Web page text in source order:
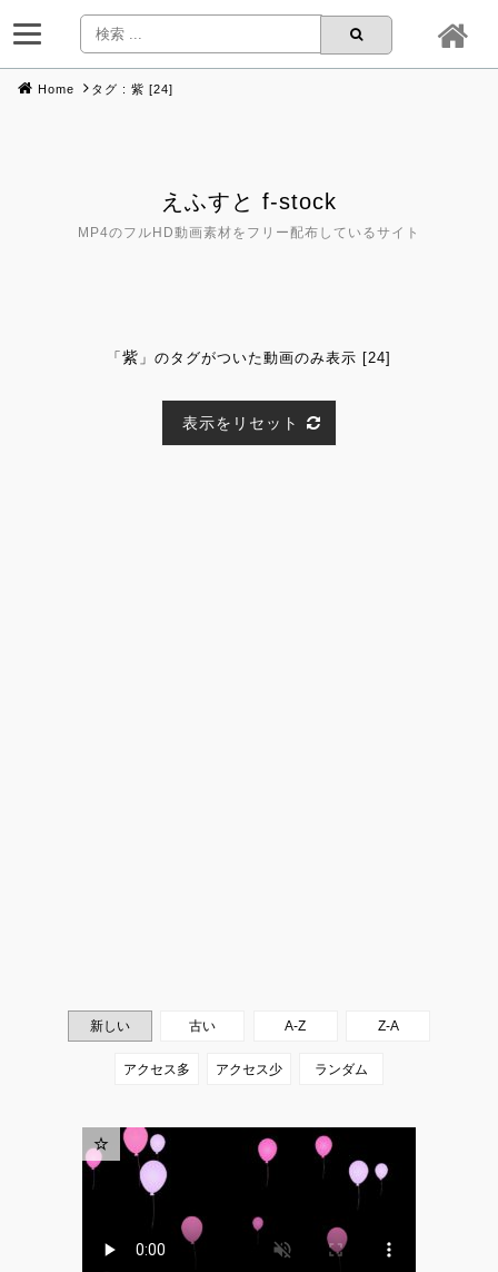
Home タグ : 紫 [24]
えふすと f-stock
MP4のフルHD動画素材をフリー配布しているサイト
「 紫 」のタグがついた動画のみ表示 [24]
表示をリセット